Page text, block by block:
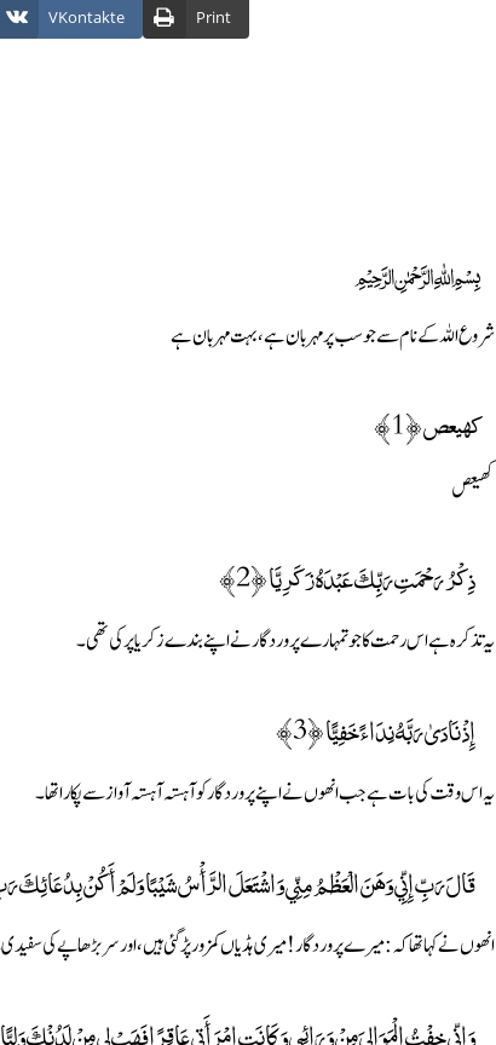
VKontakte Print
﷽
شروع اللہ کے نام سے جو سب پر مہربان ہے، بہت مہربان ہے
كهيعص ﴿1﴾
کھیعص
ذِكْرُ رَحْمَتِ رَبِّكَ عَبْدَهُ زَكَرِيَّا ﴿2﴾
یہ تذکرہ ہے اس رحمت کا جو تمہارے پروردگار نے اپنے بندے زکریا پر کی تھی۔
إِذْ نَادَىٰ رَبَّهُ نِدَاءً خَفِيًّا ﴿3﴾
یہ اس وقت کی بات ہے جب انھوں نے اپنے پروردگار کو آہستہ آہستہ آواز سے پکارا تھا۔
قَالَ رَبِّ إِنِّي وَهَنَ الْعَظْمُ مِنِّي وَاشْتَعَلَ الرَّأْسُ شَيْبًا وَلَمْ أَكُنْ بِدُعَائِكَ
انھوں نے کہا تھا کہ : میرے پروردگار ! میری ہڈیاں کمزور پڑگئی ہیں، اور سر بڑھاپے کی
وَإِنِّي خِفْتُ الْمَوَالِيَ مِنْ وَرَائِي وَكَانَتِ امْرَأَتِي عَاقِرًا فَهَبْ لِي مِنْ لَدُنْكَ وَلِيًّا